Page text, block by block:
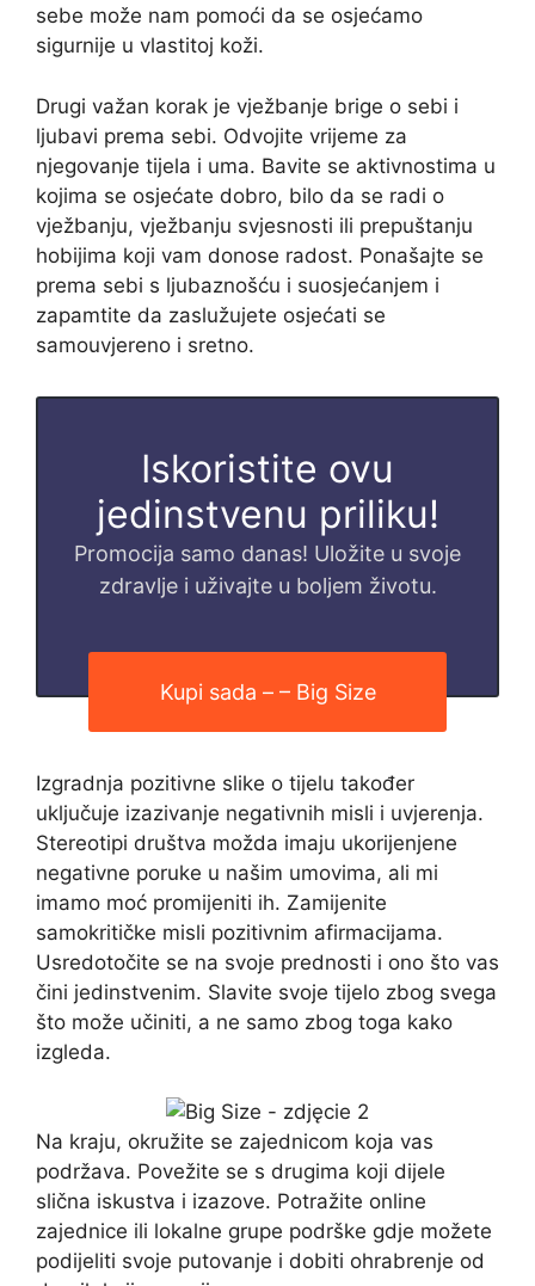
sebe može nam pomoći da se osjećamo
sigurnije u vlastitoj koži.
Drugi važan korak je vježbanje brige o sebi i
ljubavi prema sebi. Odvojite vrijeme za
njegovanje tijela i uma. Bavite se aktivnostima u
kojima se osjećate dobro, bilo da se radi o
vježbanju, vježbanju svjesnosti ili prepuštanju
hobijima koji vam donose radost. Ponašajte se
prema sebi s ljubaznošću i suosjećanjem i
zapamtite da zaslužujete osjećati se
samouvjereno i sretno.
Iskoristite ovu
jedinstvenu priliku!
Promocija samo danas! Uložite u svoje
zdravlje i uživajte u boljem životu.
Kupi sada – – Big Size
Izgradnja pozitivne slike o tijelu također
uključuje izazivanje negativnih misli i uvjerenja.
Stereotipi društva možda imaju ukorijenjene
negativne poruke u našim umovima, ali mi
imamo moć promijeniti ih. Zamijenite
samokritičke misli pozitivnim afirmacijama.
Usredotočite se na svoje prednosti i ono što vas
čini jedinstvenim. Slavite svoje tijelo zbog svega
što može učiniti, a ne samo zbog toga kako
izgleda.
Na kraju, okružite se zajednicom koja vas
podržava. Povežite se s drugima koji dijele
slična iskustva i izazove. Potražite online
zajednice ili lokalne grupe podrške gdje možete
podijeliti svoje putovanje i dobiti ohrabrenje od